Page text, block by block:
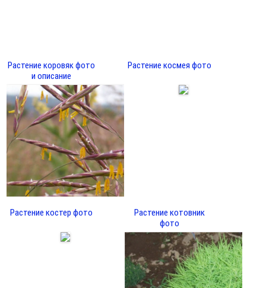
Растение коровяк фото
и описание
Растение космея фото
Растение костер фото
Растение котовник
фото